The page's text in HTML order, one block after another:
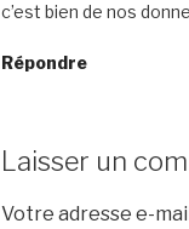
c’est bien de nos
Répondre
Laisser un
Votre adresse e-